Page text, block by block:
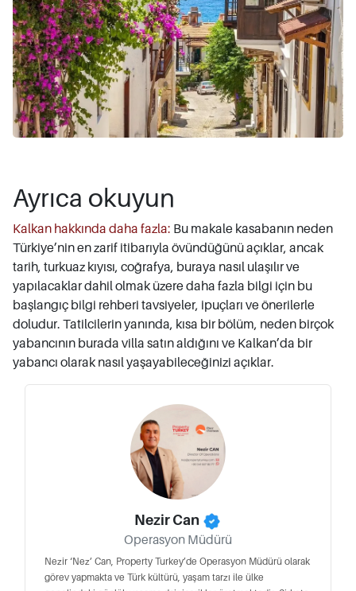
Ayrıca okuyun
Kalkan hakkında daha fazla: Bu makale kasabanın neden
Türkiye’nin en zarif itibarıyla övündüğünü açıklar, ancak
tarih, turkuaz kıyısı, coğrafya, buraya nasıl ulaşılır ve
yapılacaklar dahil olmak üzere daha fazla bilgi için bu
başlangıç bilgi rehberi tavsiyeler, ipuçları ve önerilerle
doludur. Tatilcilerin yanında, kısa bir bölüm, neden birçok
yabancının burada villa satın aldığını ve Kalkan’da bir
yabancı olarak nasıl yaşayabileceğinizi açıklar.
Nezir Can
Operasyon Müdürü
Nezir ‘Nez’ Can, Property Turkey’de Operasyon Müdürü olarak
görev yapmakta ve Türk kültürü, yaşam tarzı ile ülke